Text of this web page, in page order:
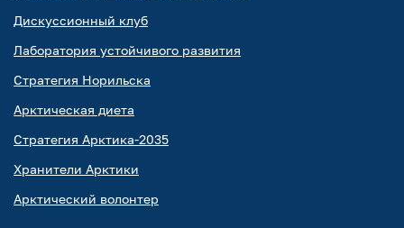
Дискуссионный клуб
Лаборатория устойчивого развития
Стратегия Норильска
Арктическая диета
Стратегия Арктика-2035
Хранители Арктики
Арктический волонтер